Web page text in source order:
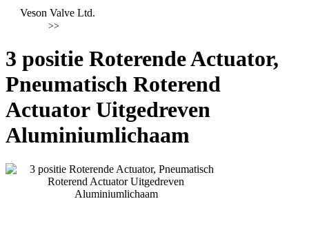
Veson Valve Ltd.
>>
3 positie Roterende Actuator,
Pneumatisch Roterend
Actuator Uitgedreven
Aluminiumlichaam